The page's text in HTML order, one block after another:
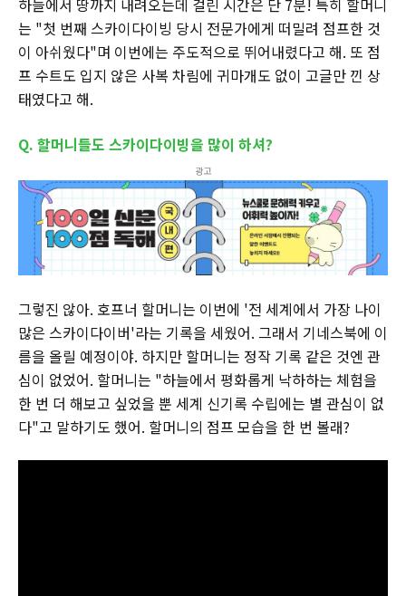
하늘에서 땅까지 내려오는데 걸린 시간은 단 7분! 특히 할머니
는 "첫 번째 스카이다이빙 당시 전문가에게 떠밀려 점프한 것
이 아쉬웠다"며 이번에는 주도적으로 뛰어내렸다고 해. 또 점
프 수트도 입지 않은 사복 차림에 귀마개도 없이 고글만 낀 상
태였다고 해.
Q. 할머니들도 스카이다이빙을 많이 하셔?
광고
그렇진 않아. 호프너 할머니는 이번에 '전 세계에서 가장 나이
많은 스카이다이버'라는 기록을 세웠어. 그래서 기네스북에 이
름을 올릴 예정이야. 하지만 할머니는 정작 기록 같은 것엔 관
심이 없었어. 할머니는 "하늘에서 평화롭게 낙하하는 체험을
한 번 더 해보고 싶었을 뿐 세계 신기록 수립에는 별 관심이 없
다"고 말하기도 했어. 할머니의 점프 모습을 한 번 볼래?